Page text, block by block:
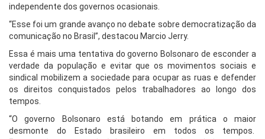
independente dos governos ocasionais.
“Esse foi um grande avanço no debate sobre democratização da
comunicação no Brasil”, destacou Marcio Jerry.
Essa é mais uma tentativa do governo Bolsonaro de esconder a
verdade da população e evitar que os movimentos sociais e
sindical mobilizem a sociedade para ocupar as ruas e defender
os direitos conquistados pelos trabalhadores ao longo dos
tempos.
“O governo Bolsonaro está botando em prática o maior
desmonte do Estado brasileiro em todos os tempos.